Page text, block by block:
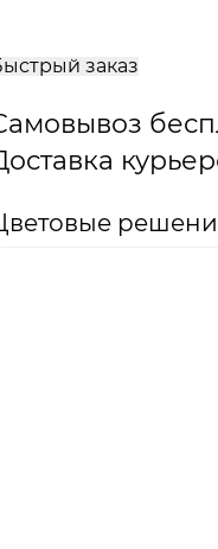
заказ